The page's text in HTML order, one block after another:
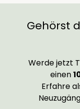
Gehörst
Werde jetzt
einen
Erfahre